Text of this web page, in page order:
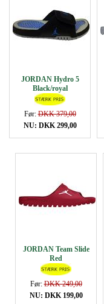
JORDAN Hydro 5
Black/royal
Før:DKK 379,00
NU: DKK 299,00
JORDAN Team Slide
Red
Før:DKK 249,00
NU: DKK 199,00